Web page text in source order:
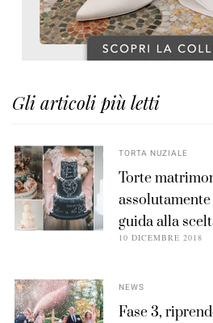
Gli articoli più letti
TORTA NUZIALE
Torte
guida alla
10 DICEMBRE 2018
NEWS
Fase 3,